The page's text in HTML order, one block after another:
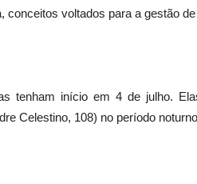
conceitos voltados para a gestão
tenham início em 4 de julho.
Celestino, 108) no período